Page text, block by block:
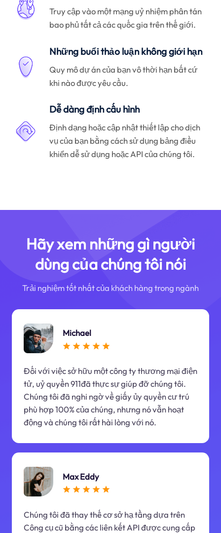
Truy cập vào một mạng uỷ nhiệm phân tán
bao phủ tất cả các quốc gia trên thế giới.
Những buổi thảo luận không giới hạn
Quy mô dự án của bạn vô thời hạn bất cứ
khi nào được yêu cầu.
Dễ dàng định cấu hình
Định dạng hoặc cập nhật thiết lập cho dịch
vụ của bạn bằng cách sử dụng bảng điều
khiển dễ sử dụng hoặc API của chúng tôi.
Hãy xem những gì người
dùng của chúng tôi nói
Trải nghiệm tốt nhất của khách hàng trong ngành
Michael
Đối với việc sở hữu một công ty thương mại điện
tử, uỷ quyền 911đã thực sự giúp đỡ chúng tôi.
Chúng tôi đã nghi ngờ về giấy ủy quyền cư trú
phù hợp 100% của chúng, nhưng nó vẫn hoạt
động và chúng tôi rất hài lòng với nó.
Max Eddy
Chúng tôi đã thay thế cơ sở hạ tầng dựa trên
Công cụ cũ bằng các liên kết API được cung cấp